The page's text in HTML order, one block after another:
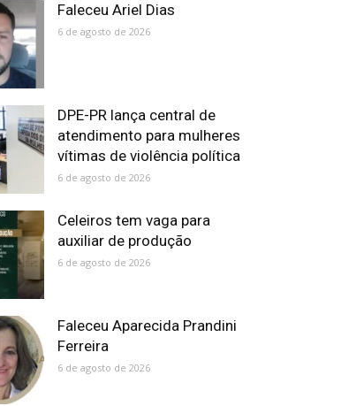
Faleceu Ariel Dias
6 de agosto de 2026
DPE-PR lança central de
atendimento para mulheres
vítimas de violência política
6 de agosto de 2026
Celeiros tem vaga para
auxiliar de produção
6 de agosto de 2026
Faleceu Aparecida Prandini
Ferreira
6 de agosto de 2026